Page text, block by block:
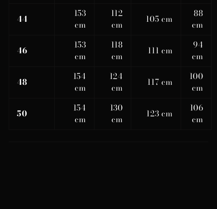
44
153
cm
112
cm
105 cm
88
cm
46
153
cm
118
cm
111 cm
94
cm
48
154
cm
124
cm
117 cm
100
cm
50
154
cm
130
cm
123 cm
106
cm